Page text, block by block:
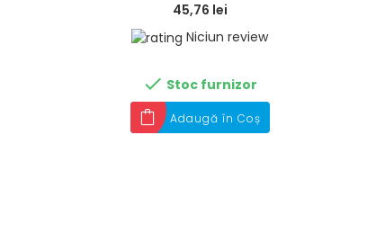
45,76 lei
Niciun review
 Stoc furnizor
Adaugă în Coș